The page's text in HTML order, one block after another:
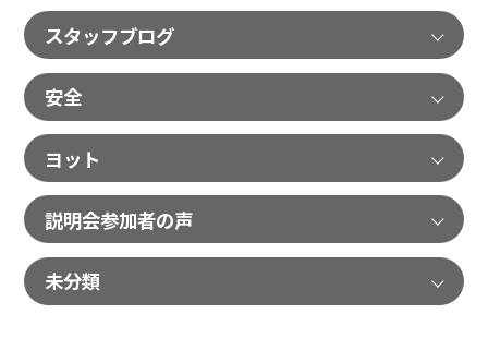
スタッフブログ
安全
ヨット
説明会参加者の声
未分類